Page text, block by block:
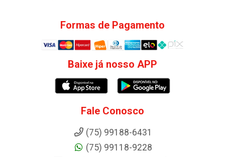
Formas de Pagamento
Baixe já nosso APP
Fale Conosco
(75) 99188-6431
(75) 99118-9228